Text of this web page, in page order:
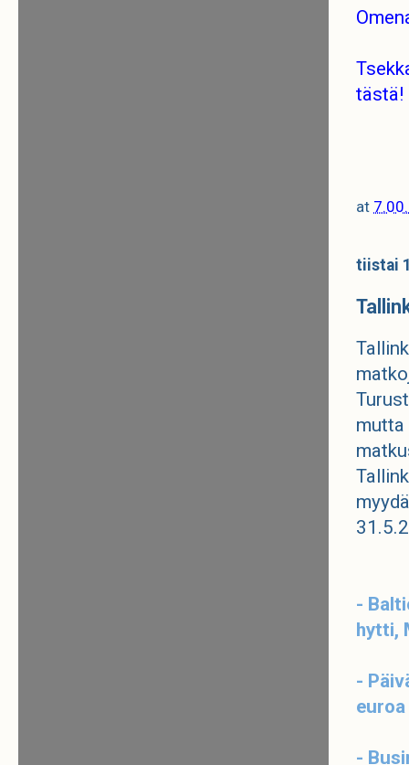
tästä!
at
tiistai
mutta
-
hytti,
-
-